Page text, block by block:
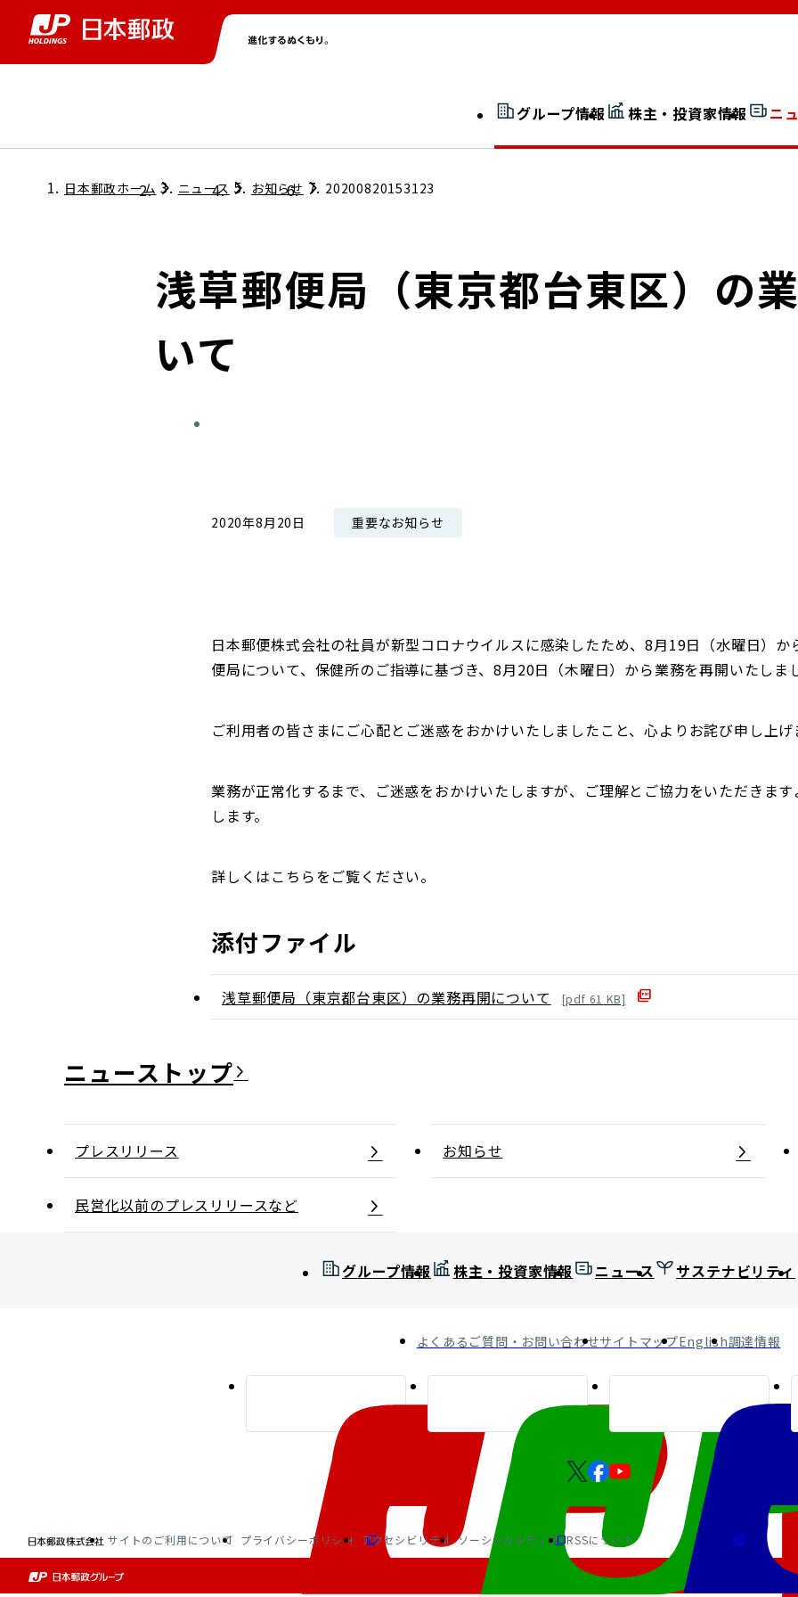
グループ情報
グループ情報トップ 社長室通信
JP 改革実行委員会
株主・投資家情報
株主・投資家情報トップ
個人投資家のみなさまへ
ニ
ニューストップ
サステナビリティトップ
担当役員メッセージ
サステナビリティマネジメント
開示情報検索
採用情報トップ
日本郵政ホーム ニュース お知らせ 20200820153123
浅草郵便局（東京都台東区）の
いて
2020年8月20日 重要なお知らせ
日本郵便株式会社の社員が新型コロナウイルスに感染したため、8月19日（水曜日）
便局について、保健所のご指導に基づき、8月20日（木曜日）から業務を再開いたしま
ご利用者の皆さまにご心配とご迷惑をおかけいたしましたこと、心よりお詫び申し上げ
業務が正常化するまで、ご迷惑をおかけいたしますが、ご理解とご協力をいただきま
します。
詳しくはこちらをご覧ください。
添付ファイル
浅草郵便局（東京都台東区）の業務再開について [pdf 61 KB]
ニュース
プレスリリース お知らせ
民営化以前のプレスリリースなど
グループ情報 株主・投資家情報 ニュース サステナビリティ
よくあるご質問・お問い合わせサイトマップEnglish調達情報
サイトのご利用について プライバシーポリシー アクセシビリティ ソーシャルメディア RSSについて